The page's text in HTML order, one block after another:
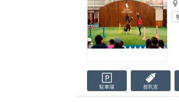
駐車場 授乳室